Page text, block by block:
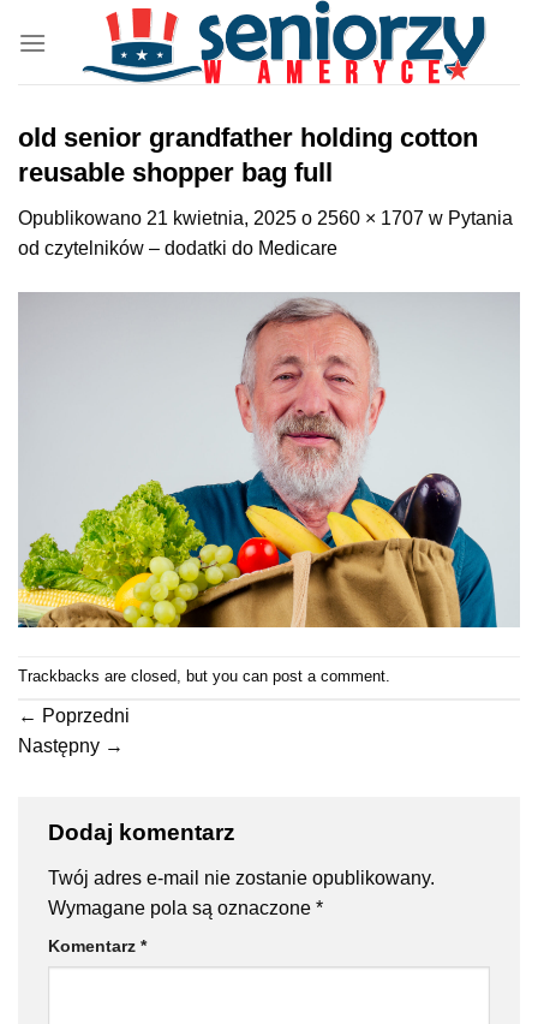
zawartości
old senior grandfather holding cotton
reusable shopper bag full
Opublikowano 21 kwietnia, 2025 o 2560 × 1707 w Pytania
od czytelników – dodatki do Medicare
Trackbacks are closed, but you can post a comment.
← Poprzedni
Następny →
Dodaj komentarz
Twój adres e-mail nie zostanie opublikowany.
Wymagane pola są oznaczone *
Komentarz *